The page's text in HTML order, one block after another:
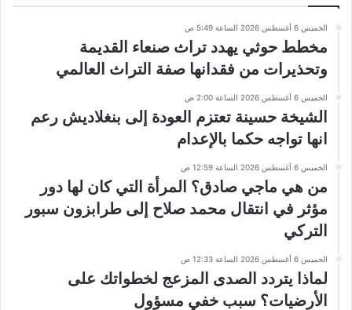
الخميس 6 أغسطس 2026 الساعة 5:49 ص
مخطط حوثي يهدد تراث صنعاء القديمة
وتحذيرات من فقدانها صفة التراث العالمي
الخميس 6 أغسطس 2026 الساعة 2:00 ص
الشيخة حسينة تعتزم العودة إلى بنغلاديش رعم
انها تواجه حكما بالإعدام
الخميس 6 أغسطس 2026 الساعة 12:59 ص
من هي ماجي صادق؟ المرأة التي كان لها دور
مؤثر في انتقال محمد صلاح إلى طرابزون سبور
التركي
الخميس 6 أغسطس 2026 الساعة 12:33 ص
لماذا يتردد الصدى المزعج لخطواتك على
الأرضيات؟ سبب خفي مسؤول